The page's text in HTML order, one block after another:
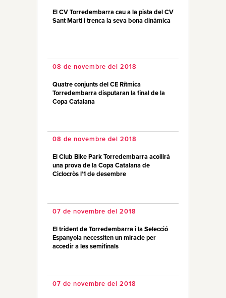
El CV Torredembarra cau a la pista del CV
Sant Martí i trenca la seva bona dinàmica
08 de novembre del 2018
Quatre conjunts del CE Rítmica
Torredembarra disputaran la final de la
Copa Catalana
08 de novembre del 2018
El Club Bike Park Torredembarra acollirà
una prova de la Copa Catalana de
Ciclocròs l’1 de desembre
07 de novembre del 2018
El trident de Torredembarra i la Selecció
Espanyola necessiten un miracle per
accedir a les semifinals
07 de novembre del 2018